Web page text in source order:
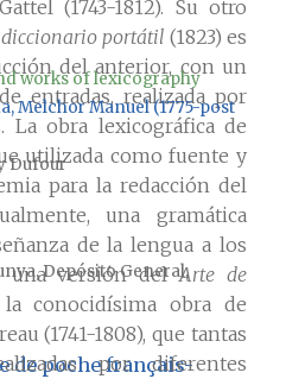
(1743-1812). Su otro
portátil (1823) es
del anterior, con un
entradas, realizada por
La obra lexicográfica de
utilizada como fuente y
para la redacción del
una gramática
de la lengua a los
una versión delArte de
conocidísima obra de
(1741-1808), que tantas
por diferentes
works of lexicography
Melchor Manuel (1775-post
Dufour
Depósito General,
de poche français-